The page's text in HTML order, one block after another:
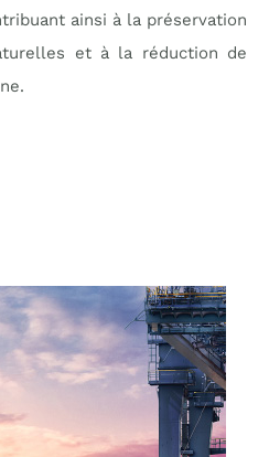
ainsi à la préservation
et à la réduction de